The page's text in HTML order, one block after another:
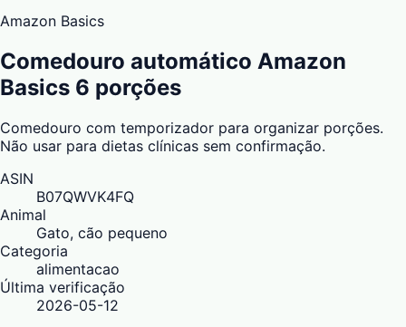
Amazon Basics
Comedouro automático Amazon
Basics 6 porções
Comedouro com temporizador para organizar porções.
Não usar para dietas clínicas sem confirmação.
ASIN
B07QWVK4FQ
Animal
Gato, cão pequeno
Categoria
alimentacao
Última verificação
2026-05-12